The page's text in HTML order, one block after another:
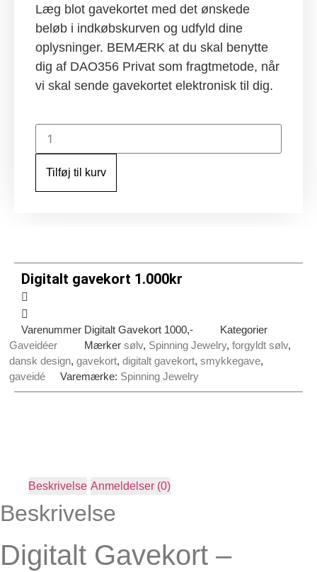
Læg blot gavekortet med det ønskede
beløb i indkøbskurven og udfyld dine
oplysninger. BEMÆRK at du skal benytte
dig af DAO356 Privat som fragtmetode, når
vi skal sende gavekortet elektronisk til dig.
Digitalt
gavekort
1.000kr
Tilføj til kurv
Digitalt gavekort 1.000kr
Varenummer Digitalt Gavekort 1000,-
Kategorier
Gaveidéer
Mærker sølv, Spinning Jewelry, forgyldt sølv,
dansk design, gavekort, digitalt gavekort, smykkegave,
gaveidé
Varemærke: Spinning Jewelry
Beskrivelse Anmeldelser (0)
Beskrivelse
Digitalt Gavekort –